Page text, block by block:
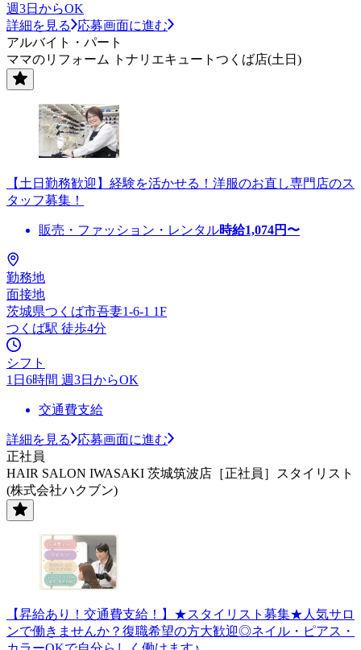
週3日からOK
詳細を見る
応募画面に進む
アルバイト・パート
ママのリフォーム トナリエキュートつくば店(土日)
【土日勤務歓迎】経験を活かせる！洋服のお直し専門店のス
タッフ募集！
販売・ファッション・レンタル時給1,074円〜
勤務地
面接地
茨城県つくば市吾妻1-6-1 1F
つくば駅 徒歩4分
シフト
1日6時間 週3日からOK
交通費支給
詳細を見る
応募画面に進む
正社員
HAIR SALON IWASAKI 茨城筑波店［正社員］スタイリスト
(株式会社ハクブン)
【昇給あり！交通費支給！】★スタイリスト募集★人気サロ
ンで働きませんか？復職希望の方大歓迎◎ネイル・ピアス・